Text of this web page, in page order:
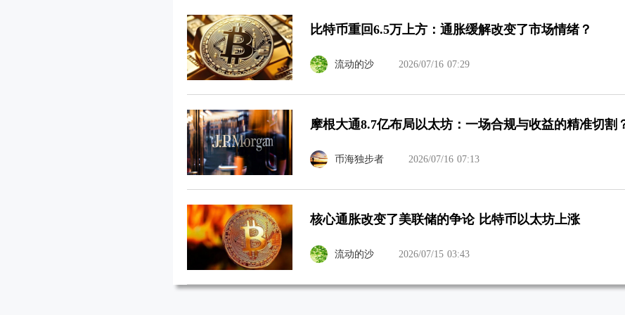
比特币重回6.5万上方：通胀缓解改变了市场情绪？
流动的沙 2026/07/16 07:29
摩根大通8.7亿布局以太坊：一场合规与收益的精准切割
币海独步者 2026/07/16 07:13
核心通胀改变了美联储的争论 比特币以太坊上涨
流动的沙 2026/07/15 03:43